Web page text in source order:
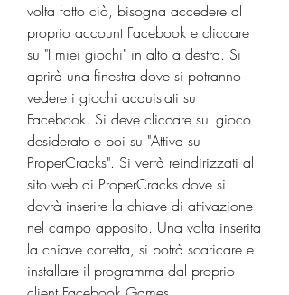
volta fatto ciò, bisogna accedere al
proprio account Facebook e cliccare
su "I miei giochi" in alto a destra. Si
aprirà una finestra dove si potranno
vedere i giochi acquistati su
Facebook. Si deve cliccare sul gioco
desiderato e poi su "Attiva su
ProperCracks". Si verrà reindirizzati al
sito web di ProperCracks dove si
dovrà inserire la chiave di attivazione
nel campo apposito. Una volta inserita
la chiave corretta, si potrà scaricare e
installare il programma dal proprio